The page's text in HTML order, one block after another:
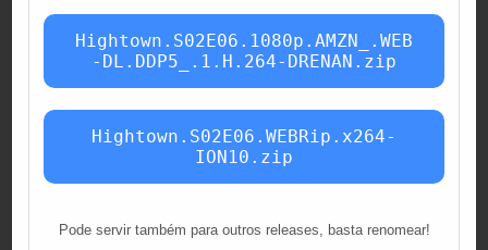
Hightown.S02E06.1080p.AMZN_.WEB
-DL.DDP5_.1.H.264-DRENAN.zip
Hightown.S02E06.WEBRip.x264-
ION10.zip
Pode servir também para outros releases, basta renomear!